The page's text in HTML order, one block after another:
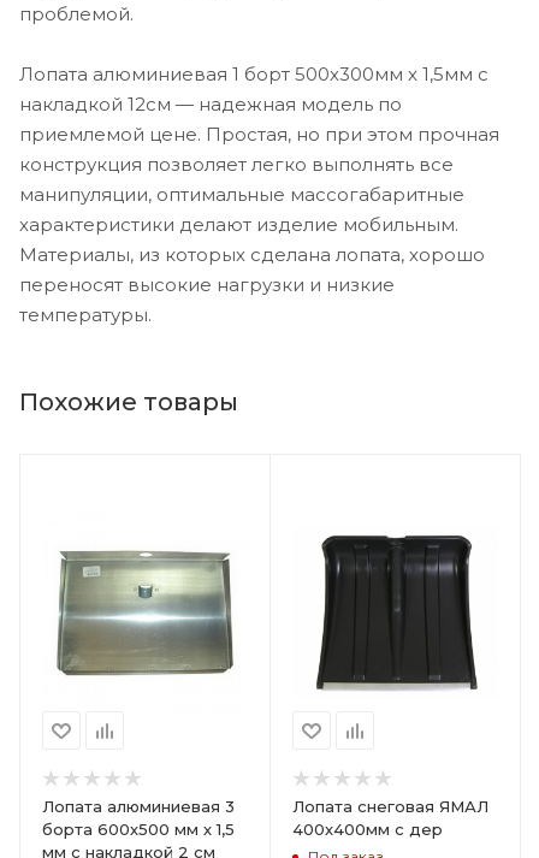
проблемой.
Лопата алюминиевая 1 борт 500х300мм х 1,5мм с
накладкой 12см — надежная модель по
приемлемой цене. Простая, но при этом прочная
конструкция позволяет легко выполнять все
манипуляции, оптимальные массогабаритные
характеристики делают изделие мобильным.
Материалы, из которых сделана лопата, хорошо
переносят высокие нагрузки и низкие
температуры.
Похожие товары
Лопата алюминиевая 3
борта 600х500 мм х 1,5
мм с накладкой 2 см
Лопата снеговая ЯМАЛ
400х400мм с дер